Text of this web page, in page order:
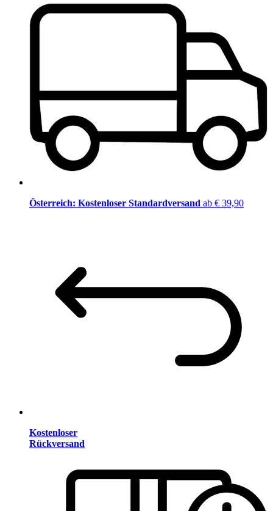
Österreich: Kostenloser Standardversand ab € 39,90
Kostenloser
Rückversand